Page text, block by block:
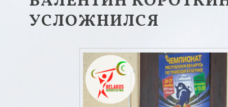
УСЛОЖНИЛСЯ